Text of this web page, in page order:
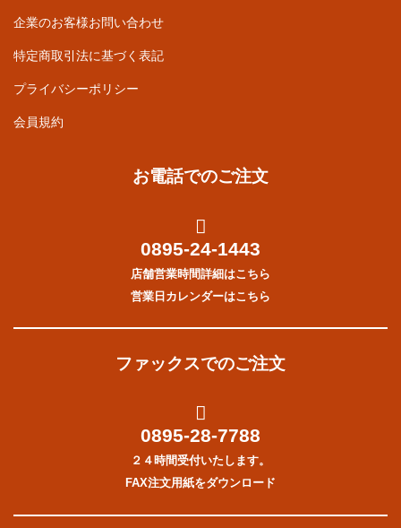
企業のお客様お問い合わせ
特定商取引法に基づく表記
プライバシーポリシー
会員規約
お電話でのご注文
0895-24-1443
店舗営業時間詳細はこちら
営業日カレンダーはこちら
ファックスでのご注文
0895-28-7788
２４時間受付いたします。
FAX注文用紙をダウンロード